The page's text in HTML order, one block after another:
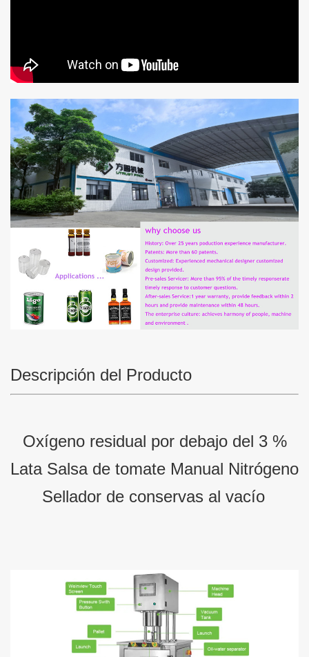
Descripción del Producto
Oxígeno residual por debajo del 3 %
Lata Salsa de tomate Manual Nitrógeno
Sellador de conservas al vacío